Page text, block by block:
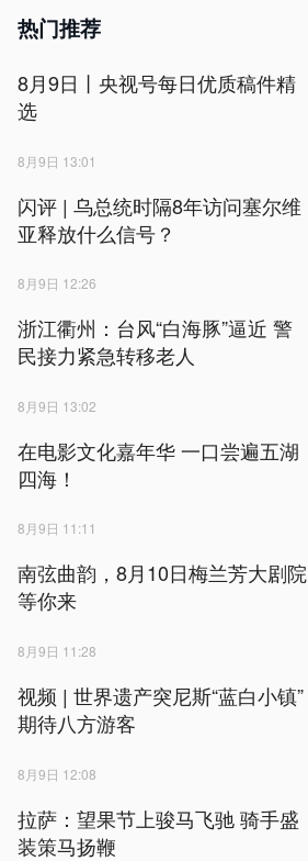
热门推荐
8月9日丨央视号每日优质稿件精
选
8月9日 13:01
闪评 | 乌总统时隔8年访问塞尔维
亚释放什么信号？
8月9日 12:26
浙江衢州：台风“白海豚”逼近 警
民接力紧急转移老人
8月9日 13:02
在电影文化嘉年华 一口尝遍五湖
四海！
8月9日 11:11
南弦曲韵，8月10日梅兰芳大剧院
等你来
8月9日 11:28
视频 | 世界遗产突尼斯“蓝白小镇”
期待八方游客
8月9日 12:08
拉萨：望果节上骏马飞驰 骑手盛
装策马扬鞭